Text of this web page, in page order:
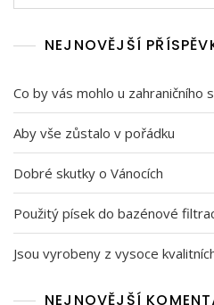
NEJNOVĚJŠÍ
Co by vás mohlo u zahraničního
Aby vše zůstalo v pořádku
Dobré skutky o Vánocích
Použitý písek do bazénové
Jsou vyrobeny z vysoce
NEJNOVĚJŠÍ